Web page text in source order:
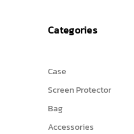
Categories
Case
Screen Protector
Bag
Accessories